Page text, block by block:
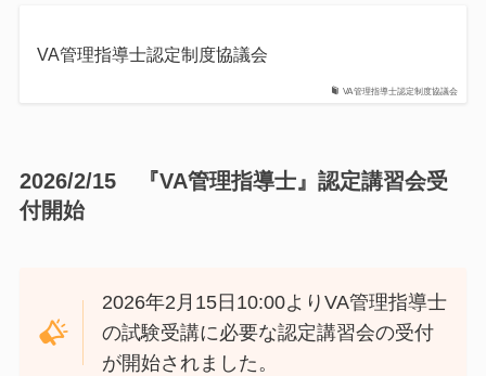
VA管理指導士認定制度協議会
VA管理指導士認定制度協議会
2026/2/15 『VA管理指導士』認定講習会受
付開始
2026年2月15日10:00よりVA管理指導士
の試験受講に必要な認定講習会の受付
が開始されました。